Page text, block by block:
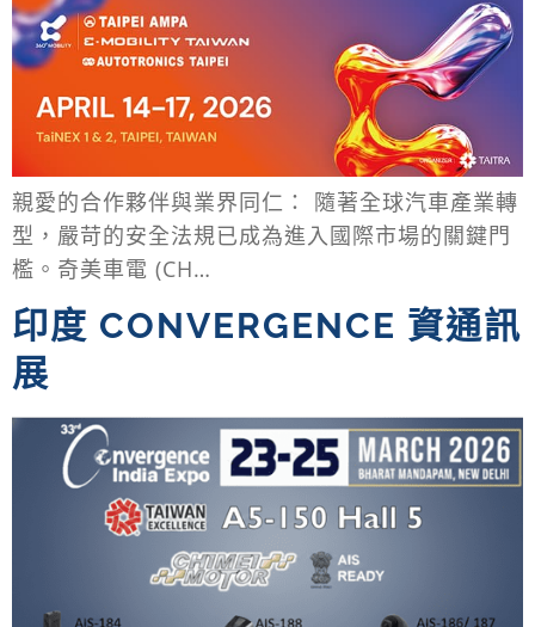
親愛的合作夥伴與業界同仁： 隨著全球汽車產業轉
型，嚴苛的安全法規已成為進入國際市場的關鍵門
檻。奇美車電 (CH…
印度 CONVERGENCE 資通訊
展